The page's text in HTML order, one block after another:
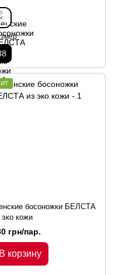
босоножки БЕЛСТА
эко кожи
грн/пар.
В корзину